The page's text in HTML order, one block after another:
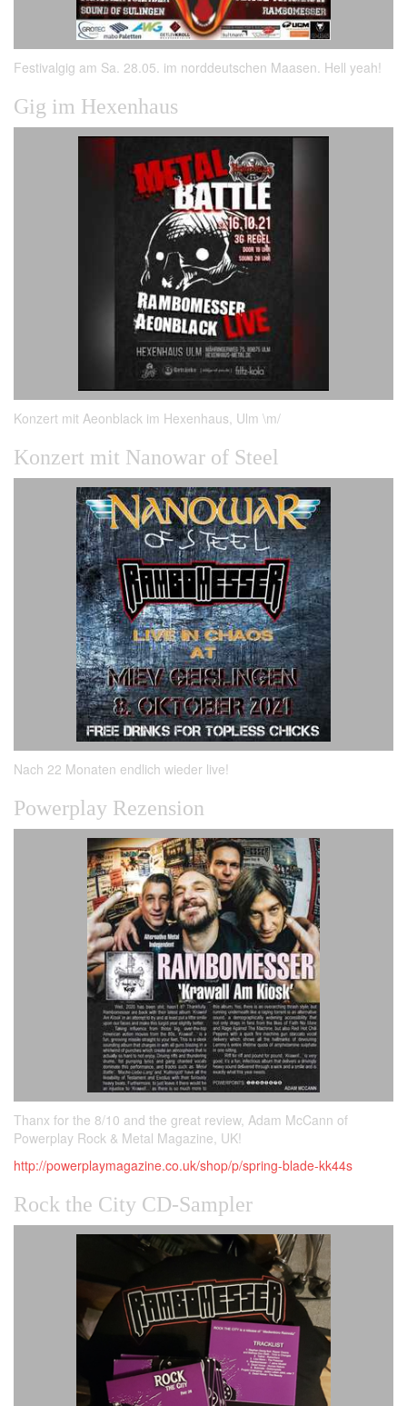
Festivalgig am Sa. 28.05. im norddeutschen Maasen. Hell yeah!
Gig im Hexenhaus
Konzert mit Aeonblack im Hexenhaus, Ulm \m/
Konzert mit Nanowar of Steel
Nach 22 Monaten endlich wieder live!
Powerplay Rezension
Thanx for the 8/10 and the great review, Adam McCann of
Powerplay Rock & Metal Magazine, UK!
http://powerplaymagazine.co.uk/shop/p/spring-blade-kk44s
Rock the City CD-Sampler